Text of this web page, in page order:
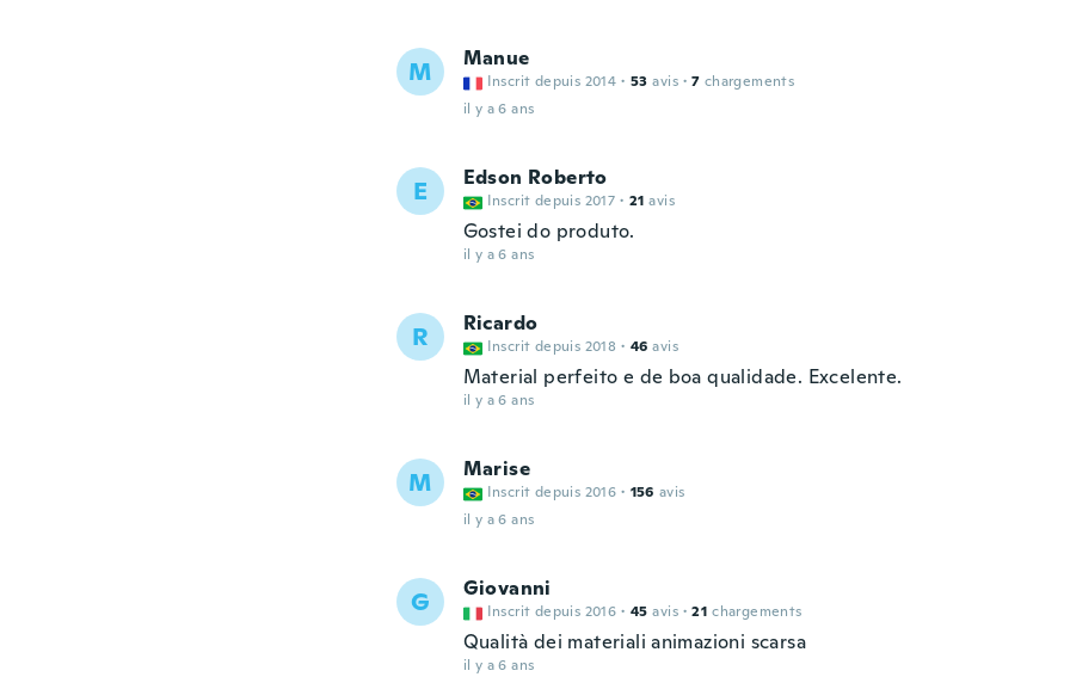
M Manue
Inscrit depuis 2014 · 53 avis · 7 chargements
il y a 6 ans
E Edson Roberto
Inscrit depuis 2017 · 21 avis
Gostei do produto.
il y a 6 ans
R Ricardo
Inscrit depuis 2018 · 46 avis
Material perfeito e de boa qualidade. Excelente.
il y a 6 ans
M Marise
Inscrit depuis 2016 · 156 avis
il y a 6 ans
G Giovanni
Inscrit depuis 2016 · 45 avis · 21 chargements
Qualità dei materiali animazioni scarsa
il y a 6 ans